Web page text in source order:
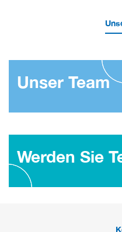
Unser Team
Werden Sie